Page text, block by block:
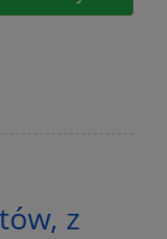
z